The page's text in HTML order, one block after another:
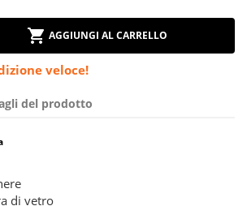
AGGIUNGI AL CARRELLO
veloce!
del prodotto
di vetro